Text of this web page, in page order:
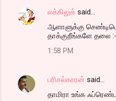
லக்கிலுக் said…
ஆளாளுக்கு
தாக்குறீங்களே தலை
1:58 PM
பரிசல்காரன் said…
தாமிரா உங்க